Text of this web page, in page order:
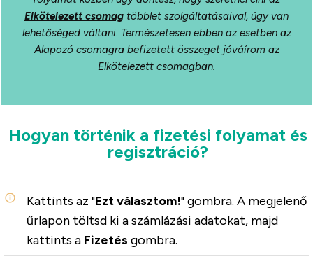
Elkötelezett csomag többlet szolgáltatásaival, úgy van
lehetőséged váltani. Természetesen ebben az esetben az
Alapozó csomagra befizetett összeget jóváírom az
Elkötelezett csomagban.
Hogyan történik a fizetési folyamat és
regisztráció?
Kattints az "Ezt választom!" gombra. A megjelenő
űrlapon töltsd ki a számlázási adatokat, majd
kattints a Fizetés gombra.